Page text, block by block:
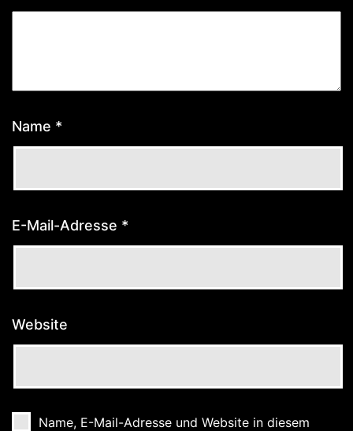
Name *
E-Mail-Adresse *
Website
Name, E-Mail-Adresse und Website in diesem